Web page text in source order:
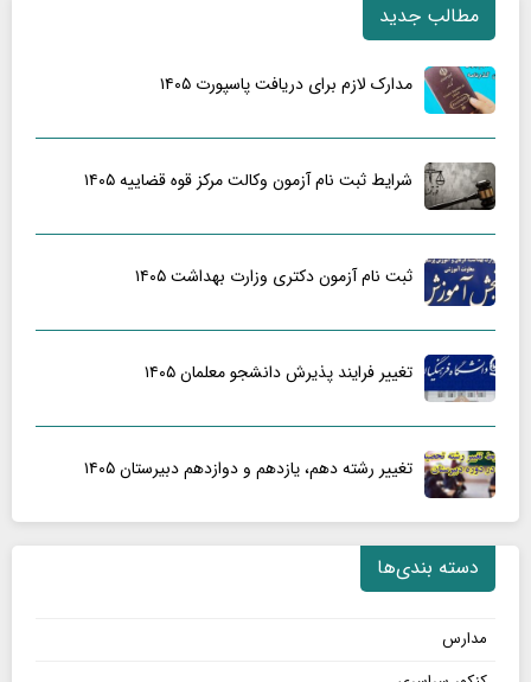
مطالب جدید
مدارک لازم برای دریافت پاسپورت ۱۴۰۵
شرایط ثبت نام آزمون وکالت مرکز قوه قضاییه ۱۴۰۵
ثبت نام آزمون دکتری وزارت بهداشت ۱۴۰۵
تغییر فرایند پذیرش دانشجو معلمان ۱۴۰۵
تغییر رشته دهم، یازدهم و دوازدهم دبیرستان ۱۴۰۵
دسته بندی‌ها
مدارس